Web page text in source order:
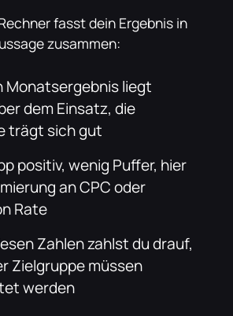
fasst dein Ergebnis in
zusammen:
Monatsergebnis liegt
dem Einsatz, die
trägt sich gut
positiv, wenig Puffer, hier
an CPC oder
Rate
Zahlen zahlst du drauf,
Zielgruppe müssen
werden